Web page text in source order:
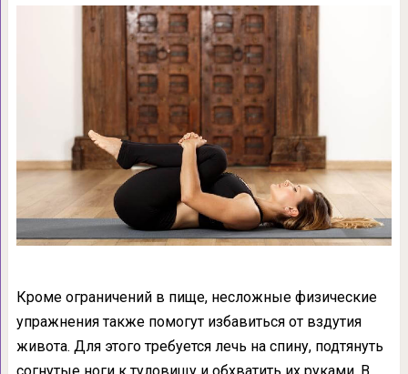
Кроме ограничений в пище, несложные физические
упражнения также помогут избавиться от вздутия
живота. Для этого требуется лечь на спину, подтянуть
согнутые ноги к туловищу и обхватить их руками. В